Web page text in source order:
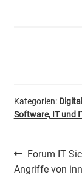
Kategorien:
Software, IT und
Vorheriger
Beitrag:
Forum IT
Angriffe von